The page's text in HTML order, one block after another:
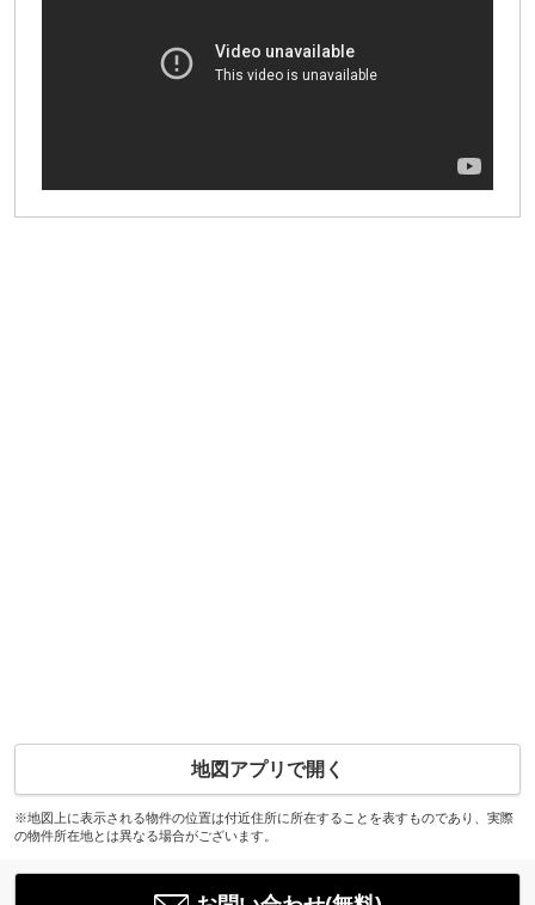
地図アプリで開く
※地図上に表示される物件の位置は付近住所に所在することを表すものであり、実際
の物件所在地とは異なる場合がございます。